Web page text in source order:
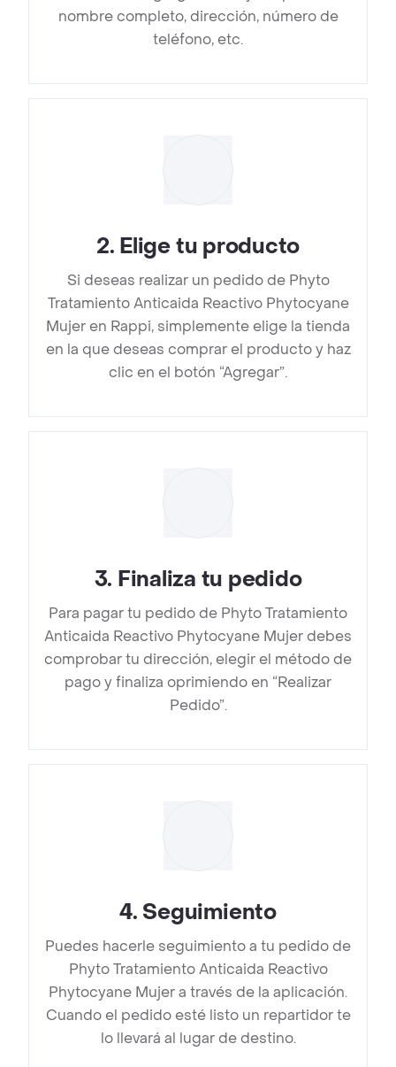
nombre completo, dirección, número de
teléfono, etc.
2. Elige tu producto
Si deseas realizar un pedido de Phyto
Tratamiento Anticaida Reactivo Phytocyane
Mujer en Rappi, simplemente elige la tienda
en la que deseas comprar el producto y haz
clic en el botón “Agregar”.
3. Finaliza tu pedido
Para pagar tu pedido de Phyto Tratamiento
Anticaida Reactivo Phytocyane Mujer debes
comprobar tu dirección, elegir el método de
pago y finaliza oprimiendo en “Realizar
Pedido”.
4. Seguimiento
Puedes hacerle seguimiento a tu pedido de
Phyto Tratamiento Anticaida Reactivo
Phytocyane Mujer a través de la aplicación.
Cuando el pedido esté listo un repartidor te
lo llevará al lugar de destino.